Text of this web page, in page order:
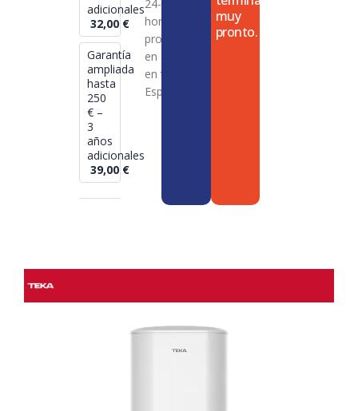
adicionales
32,00 €
Garantía
ampliada
hasta
250
€ –
3
años
adicionales
39,00 €
24-72
horas en
productos
en stock
en toda
España
muy
pronto.